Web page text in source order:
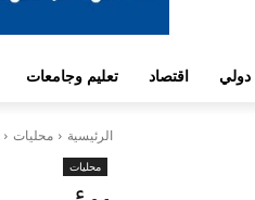
اقتصاد تعليم وجامعات
الرئيسية محليات
محليات